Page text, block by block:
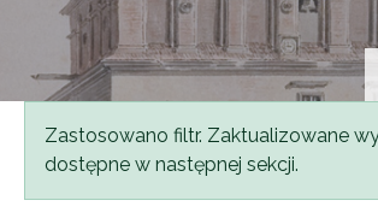
Komunikat
Zastosowano filtr. Zaktualizowane
dostępne w następnej sekcji.